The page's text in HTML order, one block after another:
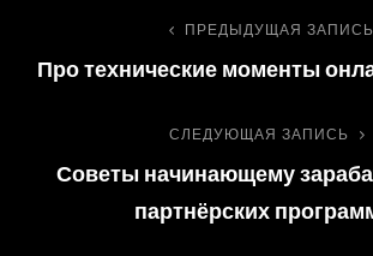
Навигация
по
записям
запись
ПРЕДЫДУЩАЯ ЗАПИСЬ
Про технические моменты
запись
СЛЕДУЮЩАЯ ЗАПИСЬ
Советы начинающему
партнёрских